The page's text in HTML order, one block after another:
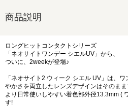
商品説明
ロングヒットコンタクトシリーズ
「ネオサイトワンデー シエルUV」から、
ついに、2weekが登場♪
「ネオサイト2 ウィーク シエル UV」は、
やかさを両立したレンズデザインはそのまま
より日常使いしやすい着色部外径13.3mm (
す!